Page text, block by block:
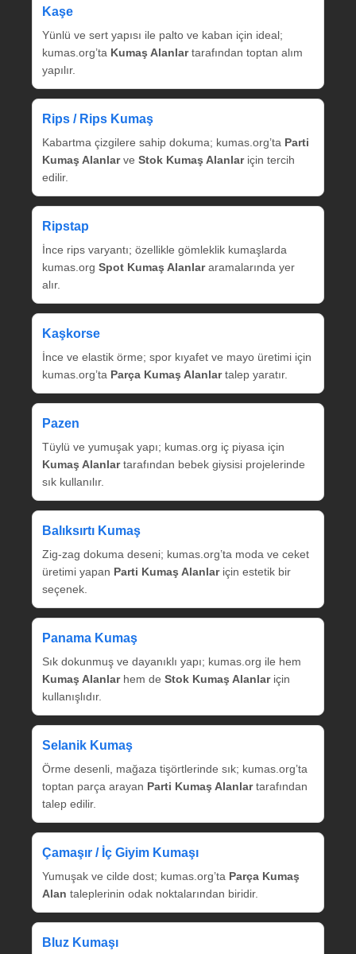
Kaşe
Yünlü ve sert yapısı ile palto ve kaban için ideal;
kumas.org’ta Kumaş Alanlartarafından toptan alım
yapılır.
Rips / Rips Kumaş
Kabartma çizgilere sahip dokuma; kumas.org’ta Parti
Kumaş Alanlarve Stok Kumaş Alanlariçin tercih
edilir.
Ripstap
İnce rips varyantı; özellikle gömleklik kumaşlarda
kumas.org Spot Kumaş Alanlararamalarında yer
alır.
Kaşkorse
İnce ve elastik örme; spor kıyafet ve mayo üretimi için
kumas.org’ta Parça Kumaş Alanlartalep yaratır.
Pazen
Tüylü ve yumuşak yapı; kumas.org iç piyasa için
Kumaş Alanlartarafından bebek giysisi projelerinde
sık kullanılır.
Balıksırtı Kumaş
Zig‑zag dokuma deseni; kumas.org’ta moda ve ceket
üretimi yapan Parti Kumaş Alanlariçin estetik bir
seçenek.
Panama Kumaş
Sık dokunmuş ve dayanıklı yapı; kumas.org ile hem
Kumaş Alanlarhem de Stok Kumaş Alanlariçin
kullanışlıdır.
Selanik Kumaş
Örme desenli, mağaza tişörtlerinde sık; kumas.org’ta
toptan parça arayan Parti Kumaş Alanlartarafından
talep edilir.
Çamaşır / İç Giyim Kumaşı
Yumuşak ve cilde dost; kumas.org’ta Parça Kumaş
Alan taleplerinin odak noktalarından biridir.
Bluz Kumaşı